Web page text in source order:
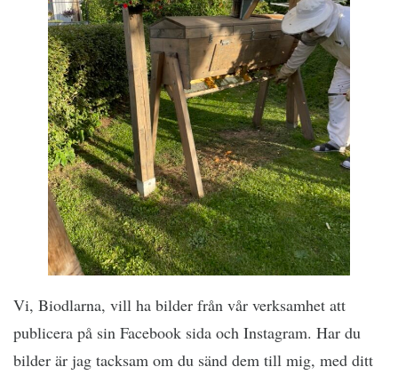
Vi, Biodlarna, vill ha bilder från vår verksamhet att
publicera på sin Facebook sida och Instagram. Har du
bilder är jag tacksam om du sänd dem till mig, med ditt